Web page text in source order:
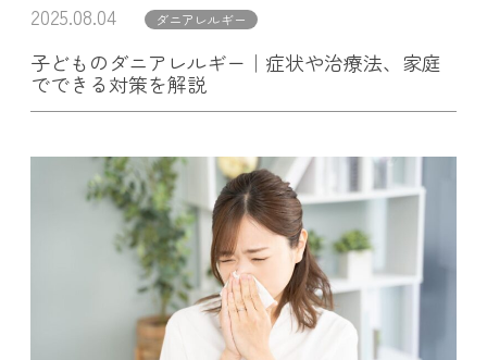
2025.08.04 ダニアレルギー
子どものダニアレルギー｜症状や治療法、家庭
でできる対策を解説